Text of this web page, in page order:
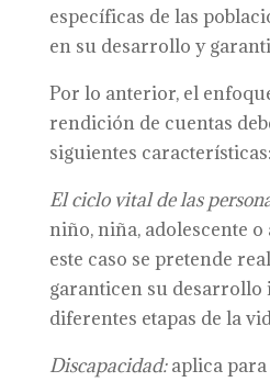
específicas de las
en su desarrollo y
Por lo anterior, el
rendición de cuentas
siguientes características:
El ciclo vital de las
niño, niña, adolescente
este caso se pretende
garanticen su desarrollo
diferentes etapas de la
Discapacidad:aplica